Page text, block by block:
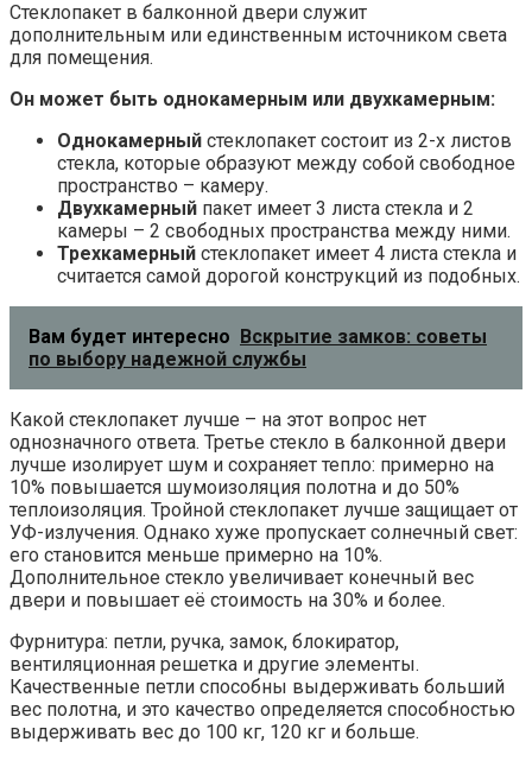
Стеклопакет в балконной двери служит
дополнительным или единственным источником света
для помещения.
Он может быть однокамерным или двухкамерным:
Однокамерный стеклопакет состоит из 2-х листов
стекла, которые образуют между собой свободное
пространство – камеру.
Двухкамерный пакет имеет 3 листа стекла и 2
камеры – 2 свободных пространства между ними.
Трехкамерный стеклопакет имеет 4 листа стекла и
считается самой дорогой конструкций из подобных.
Вам будет интересно Вскрытие замков: советы
по выбору надежной службы
Какой стеклопакет лучше – на этот вопрос нет
однозначного ответа. Третье стекло в балконной двери
лучше изолирует шум и сохраняет тепло: примерно на
10% повышается шумоизоляция полотна и до 50%
теплоизоляция. Тройной стеклопакет лучше защищает от
УФ-излучения. Однако хуже пропускает солнечный свет:
его становится меньше примерно на 10%.
Дополнительное стекло увеличивает конечный вес
двери и повышает её стоимость на 30% и более.
Фурнитура: петли, ручка, замок, блокиратор,
вентиляционная решетка и другие элементы.
Качественные петли способны выдерживать больший
вес полотна, и это качество определяется способностью
выдерживать вес до 100 кг, 120 кг и больше.